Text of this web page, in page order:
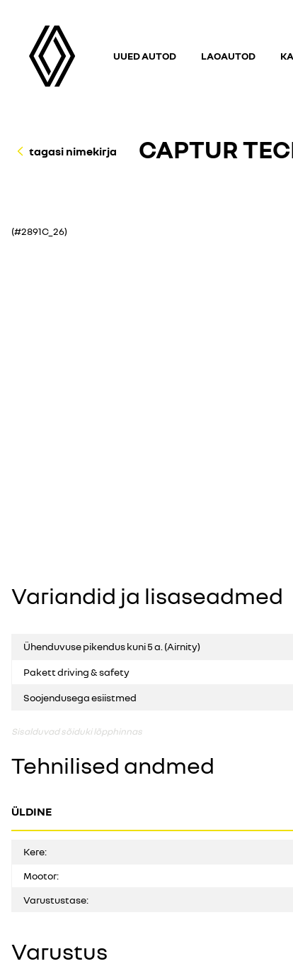
UUED AUTOD LAOAUTOD
tagasi nimekirja CAPTUR
(#2891C_26)
Variandid ja lisaseadmed
Ühenduvuse pikendus kuni 5 a. (Airnity)
Pakett driving & safety
Soojendusega esiistmed
Sisalduvad sõiduki lõpphinnas
Tehnilised andmed
ÜLDINE
Kere:
Mootor:
Varustustase:
Varustus